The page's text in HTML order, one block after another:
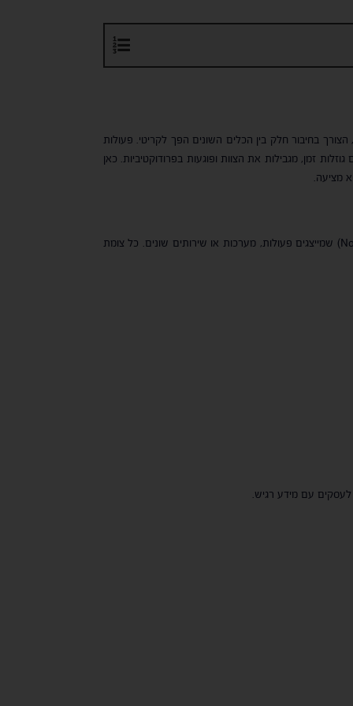
בחיבור חלק בין הכלים השונים הפך לקריטי. פעולות
זמן, מגבילות את הצוות ופוגעות בפרודוקטיביות. כאן
רצפי עבודה אוטומטיים באמצעות חיבור "צמתים" (Nodes) שמייצגים פעולות, מערכות או שירותים שונים. כל צומת